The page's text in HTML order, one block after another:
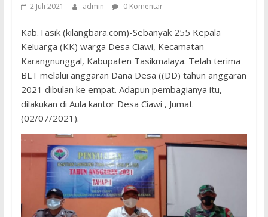
2 Juli 2021 admin 0 Komentar
Kab.Tasik (kilangbara.com)-Sebanyak 255 Kepala
Keluarga (KK) warga Desa Ciawi, Kecamatan
Karangnunggal, Kabupaten Tasikmalaya. Telah terima
BLT melalui anggaran Dana Desa ((DD) tahun anggaran
2021 dibulan ke empat. Adapun pembagianya itu,
dilakukan di Aula kantor Desa Ciawi , Jumat
(02/07/2021).